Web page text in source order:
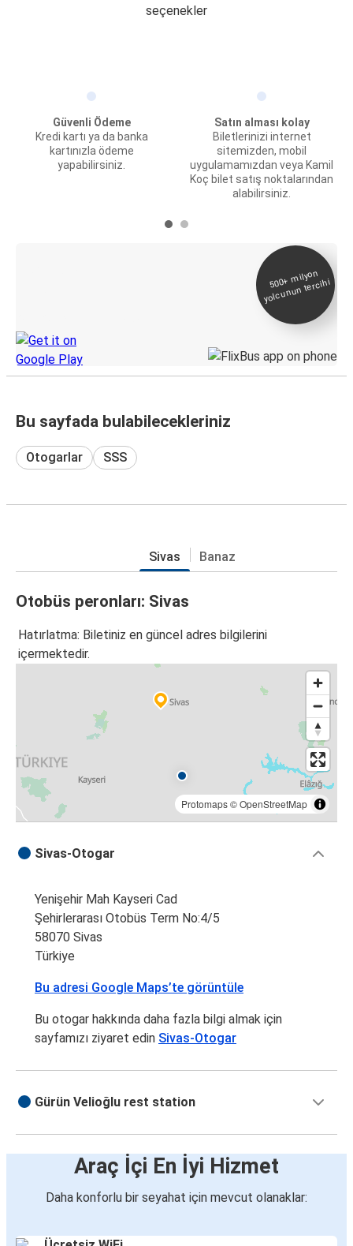
seçenekler
Güvenli Ödeme
Kredi kartı ya da banka
kartınızla ödeme
yapabilirsiniz.
Satın alması kolay
Biletlerinizi internet
sitemizden, mobil
uygulamamızdan veya Kamil
Koç bilet satış noktalarından
alabilirsiniz.
500+
milyon
yolcunun tercihi
Bu sayfada bulabilecekleriniz
Otogarlar SSS
Sivas Banaz
Otobüs peronları: Sivas
Hatırlatma: Biletiniz en güncel adres bilgilerini
içermektedir.
Protomaps©OpenStreetMap
Sivas-Otogar
Yenişehir Mah Kayseri Cad
Şehirlerarası Otobüs Term No:4/5
58070 Sivas
Türkiye
Bu adresi Google Maps’te görüntüle
Bu otogar hakkında daha fazla bilgi almak için
sayfamızı ziyaret edin Sivas-Otogar
Gürün Velioğlu rest station
Araç İçi En İyi Hizmet
Daha konforlu bir seyahat için mevcut olanaklar: